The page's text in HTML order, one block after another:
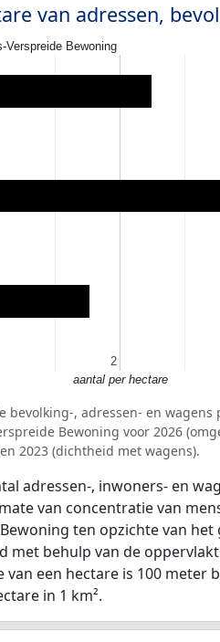
van adressen,
Verspreide Bewoning
2
2
aantal per hectare
bevolking-, adressen- en wagens
Bewoning voor 2026
2023 (dichtheid met wagens).
adressen-, inwoners- en
van concentratie van
ten opzichte van
met behulp van de
een hectare is 100 meter
in 1 km².